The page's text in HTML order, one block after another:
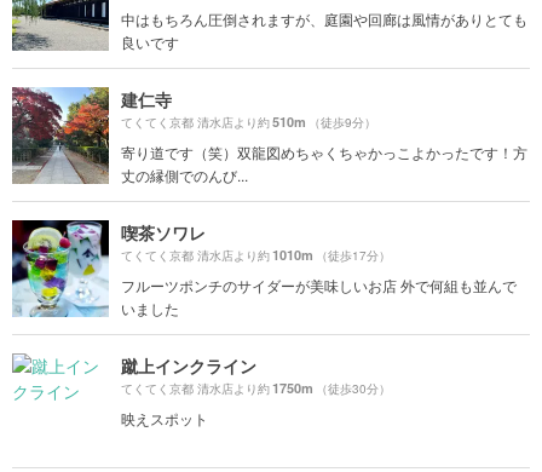
中はもちろん圧倒されますが、庭園や回廊は風情がありとても
良いです
建仁寺
てくてく京都 清水店より約510m （徒歩9分）
寄り道です（笑）双龍図めちゃくちゃかっこよかったです！方
丈の縁側でのんび...
喫茶ソワレ
てくてく京都 清水店より約1010m （徒歩17分）
フルーツポンチのサイダーが美味しいお店 外で何組も並んで
いました
蹴上インクライン
てくてく京都 清水店より約1750m （徒歩30分）
映えスポット